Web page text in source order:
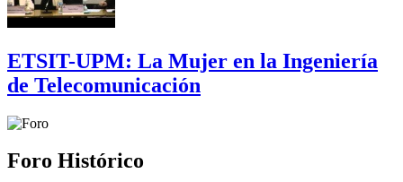
ETSIT-UPM: La Mujer en la Ingeniería
de Telecomunicación
Foro Histórico